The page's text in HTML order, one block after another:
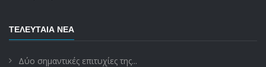
ΤΕΛΕΥΤΑΊΑ ΝΈΑ
Δύο σημαντικές επιτυχίες της...